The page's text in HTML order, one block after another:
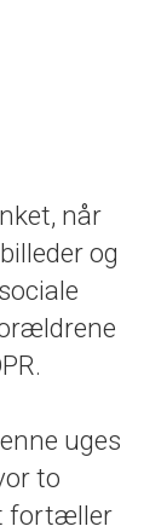
når
og
uges
to
fortæller